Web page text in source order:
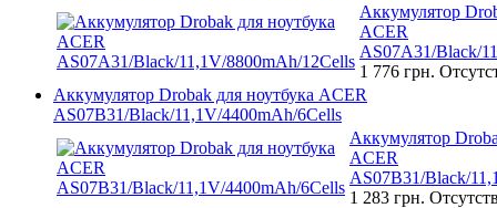
Аккумулятор
ACER
AS07A31/Black/
1 776 грн.
Аккумулятор Drobak для ноутбука ACER
AS07B31/Black/11,1V/4400mAh/6Cells
Аккумулятор
ACER
AS07B31/Black/
1 283 грн.